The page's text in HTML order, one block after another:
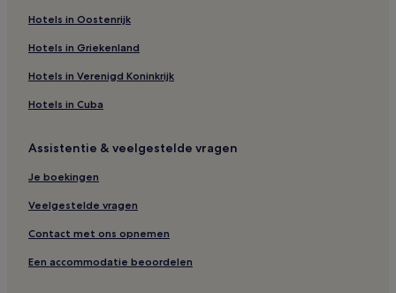
Hotels in Oostenrijk
Hotels in Griekenland
Hotels in Verenigd Koninkrijk
Hotels in Cuba
Assistentie & veelgestelde vragen
Je boekingen
Veelgestelde vragen
Contact met ons opnemen
Een accommodatie beoordelen